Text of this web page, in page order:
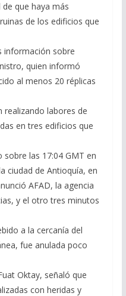
que haya más
de los edificios que
información sobre
quien informó
al menos 20 réplicas
realizando labores de
en tres edificios que
las 17:04 GMT en
ciudad de Antioquía, en
AFAD, la agencia
y el otro tres minutos
a la cercanía del
fue anulada poco
Oktay, señaló que
con heridas y